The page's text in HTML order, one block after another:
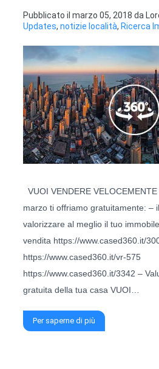
Pubblicato il marzo 05, 2018 da
Updates, notizie località, Ricerca
VUOI VENDERE VELOCEMENTE
marzo ti offriamo gratuitamente: –
valorizzare al meglio il tuo
vendita https://www.cased360.it/
https://www.cased360.it/vr-575
https://www.cased360.it/3342 –
gratuita della tua casa VUOI…
Per saperne di più